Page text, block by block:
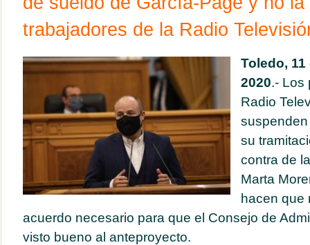
trabajadores de la Radio
Toledo,
2020.- Los
Radio
su
contra de
Marta
hacen que
acuerdo necesario para que el Consejo de
visto bueno al anteproyecto.